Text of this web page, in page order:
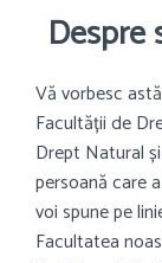
Despre
Vă vorbesc
Facultății de
Drept Natural
persoană care
voi spune pe
Facultatea